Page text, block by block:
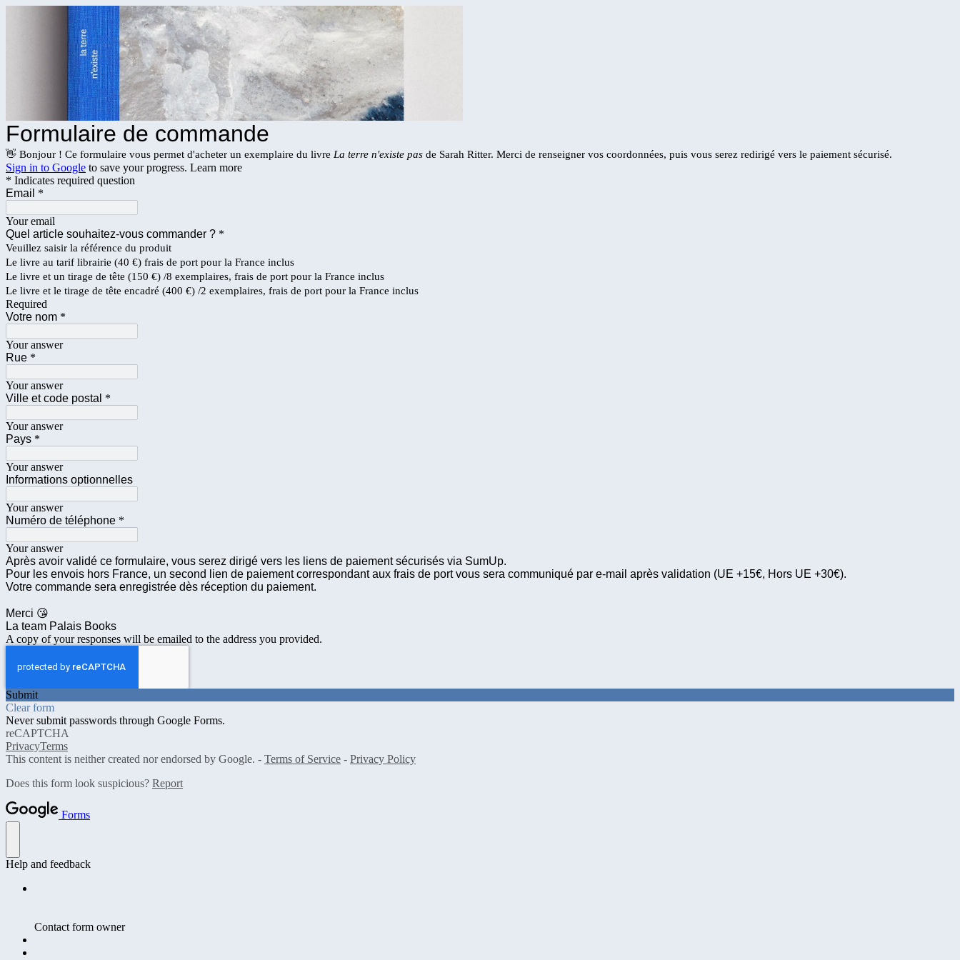
Formulaire de commande
👋 Bonjour ! Ce formulaire vous permet d'acheter un exemplaire du livre La terre n'existe pas de Sarah Ritter. Merci de renseigner vos coordonnées, puis vous serez redirigé vers le paiement sécurisé.
Sign in to Google to save your progress. Learn more
* Indicates required question
Email *
Your email
Quel article souhaitez-vous commander ? *
Veuillez saisir la référence du produit
Le livre au tarif librairie (40 €) frais de port pour la France inclus
Le livre et un tirage de tête (150 €) /8 exemplaires, frais de port pour la France inclus
Le livre et le tirage de tête encadré (400 €) /2 exemplaires, frais de port pour la France inclus
Required
Votre nom *
Your answer
Rue *
Your answer
Ville et code postal *
Your answer
Pays *
Your answer
Informations optionnelles
Your answer
Numéro de téléphone *
Your answer
Après avoir validé ce formulaire, vous serez dirigé vers les liens de paiement sécurisés via SumUp.
Pour les envois hors France, un second lien de paiement correspondant aux frais de port vous sera communiqué par e-mail après validation (UE +15€, Hors UE +30€).
Votre commande sera enregistrée dès réception du paiement.
Merci 😘
La team Palais Books
A copy of your responses will be emailed to the address you provided.
Submit
Clear form
Never submit passwords through Google Forms.
reCAPTCHA
PrivacyTerms
This content is neither created nor endorsed by Google. - Terms of Service - Privacy Policy
Does this form look suspicious? Report
Forms
Help and feedback
Contact form owner